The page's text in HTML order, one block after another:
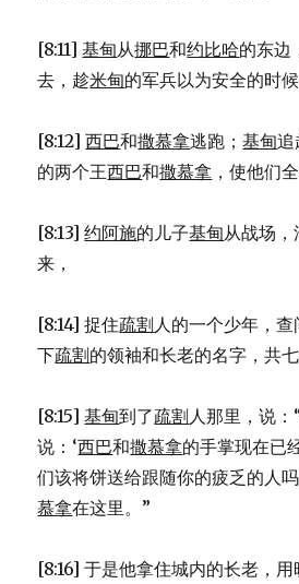
[8:11]基甸从挪巴和约比哈的东边
去，趁米甸的军兵以为安全的时候
[8:12]西巴和撒慕拿逃跑；基甸追
的两个王西巴和撒慕拿 ，使他们
[8:13]约阿施的儿子基甸从战场，
来，
[8:14] 捉住疏割人的一个少年，
下疏割的领袖和长老的名字，共七
[8:15]基甸到了疏割人那里，说
说：‘西巴和撒慕拿的手掌现在已
们该将饼送给跟随你的疲乏的人
慕拿在这里。”
[8:16] 于是他拿住城内的长老，